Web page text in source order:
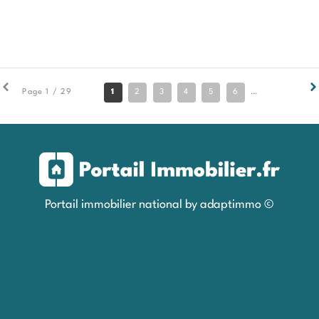
Page 1 / 29 1 2 3 4 5 6 9
Portail immobilier national by adaptimmo ©